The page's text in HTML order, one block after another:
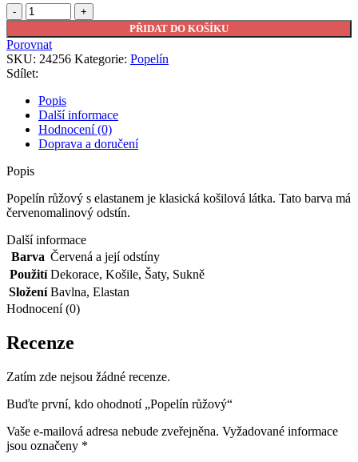
Popelín
růžový
množství
PŘIDAT DO KOŠÍKU
Porovnat
SKU: 24256 Kategorie: Popelín
Sdílet:
Popis
Další informace
Hodnocení (0)
Doprava a doručení
Popis
Popelín růžový s elastanem je klasická košilová látka. Tato barva má
červenomalinový odstín.
Další informace
Barva Červená a její odstíny
Použití Dekorace, Košile, Šaty, Sukně
Složení Bavlna, Elastan
Hodnocení (0)
Recenze
Zatím zde nejsou žádné recenze.
Buďte první, kdo ohodnotí „Popelín růžový“
Vaše e-mailová adresa nebude zveřejněna. Vyžadované informace
jsou označeny *